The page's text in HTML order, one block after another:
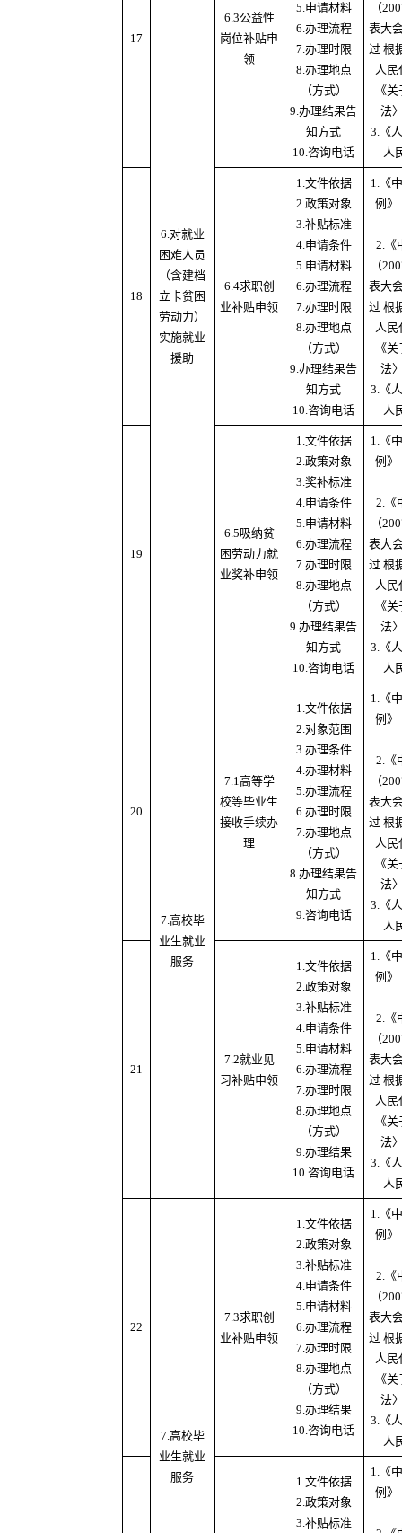
17
6.对就业
困难人员
（含建档
立卡贫困
劳动力）
实施就业
援助
6.3公益性
岗位补贴申
领
5.申请材料
6.办理流程
7.办理时限
8.办理地点
（方式）
9.办理结果告
知方式
10.咨询电话
（
表大
过 根
人民
《
法
3.《
人
18
6.4求职创
业补贴申领
1.文件依据
2.政策对象
3.补贴标准
4.申请条件
5.申请材料
6.办理流程
7.办理时限
8.办理地点
（方式）
9.办理结果告
知方式
10.咨询电话
1.《
例》
2.《
（
表大
过 根
人民
《
法
3.《
人
19
6.5吸纳贫
困劳动力就
业奖补申领
1.文件依据
2.政策对象
3.奖补标准
4.申请条件
5.申请材料
6.办理流程
7.办理时限
8.办理地点
（方式）
9.办理结果告
知方式
10.咨询电话
1.《
例》
2.《
（
表大
过 根
人民
《
法
3.《
人
20
7.高校毕
业生就业
服务
7.1高等学
校等毕业生
接收手续办
理
1.文件依据
2.对象范围
3.办理条件
4.办理材料
5.办理流程
6.办理时限
7.办理地点
（方式）
8.办理结果告
知方式
9.咨询电话
1.《
例》
2.《
（
表大
过 根
人民
《
法
3.《
人
21
7.2就业见
习补贴申领
1.文件依据
2.政策对象
3.补贴标准
4.申请条件
5.申请材料
6.办理流程
7.办理时限
8.办理地点
（方式）
9.办理结果
10.咨询电话
1.《
例》
2.《
（
表大
过 根
人民
《
法
3.《
人
22
7.高校毕
业生就业
服务
7.3求职创
业补贴申领
1.文件依据
2.政策对象
3.补贴标准
4.申请条件
5.申请材料
6.办理流程
7.办理时限
8.办理地点
（方式）
9.办理结果
10.咨询电话
1.《
例》
2.《
（
表大
过 根
人民
《
法
3.《
人
1.文件依据
2.政策对象
3.补贴标准
1.《
例》